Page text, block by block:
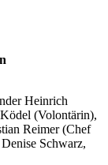
Heinrich
Ködel (Volontärin),
Reimer (Chef
Schwarz,